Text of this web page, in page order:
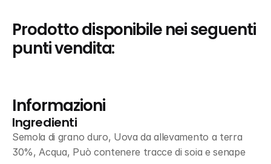
Prodotto disponibile nei seguenti
punti vendita:
Informazioni
Ingredienti
Semola di grano duro, Uova da allevamento a terra
30%, Acqua, Può contenere tracce di soia e senape